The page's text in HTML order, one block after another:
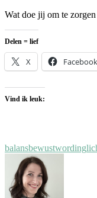
Wat doe jij om te
Delen = lief
X Facebook
Vind ik leuk:
balansbewustwording